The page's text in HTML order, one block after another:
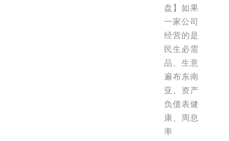
盘】如果
一家公司
经营的是
民生必需
品、生意
遍布东南
亚、资产
负债表健
康、周息
率